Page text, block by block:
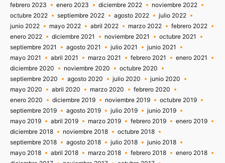
febrero 2023
enero 2023 diciembre 2022
noviembre 2022
octubre 2022
septiembre 2022 agosto 2022
julio 2022
junio 2022
mayo 2022 abril 2022 marzo 2022
febrero 2022
enero 2022
diciembre 2021 noviembre 2021
octubre 2021
septiembre 2021
agosto 2021 julio 2021
junio 2021
mayo 2021
abril 2021 marzo 2021 febrero 2021
enero 2021
diciembre 2020
noviembre 2020
octubre 2020
septiembre 2020
agosto 2020 julio 2020
junio 2020
mayo 2020
abril 2020 marzo 2020
febrero 2020
enero 2020
diciembre 2019 noviembre 2019
octubre 2019
septiembre 2019
agosto 2019 julio 2019
junio 2019
mayo 2019
abril 2019 marzo 2019 febrero 2019
enero 2019
diciembre 2018
noviembre 2018
octubre 2018
septiembre 2018
agosto 2018 julio 2018
junio 2018
mayo 2018
abril 2018 marzo 2018 febrero 2018
enero 2018